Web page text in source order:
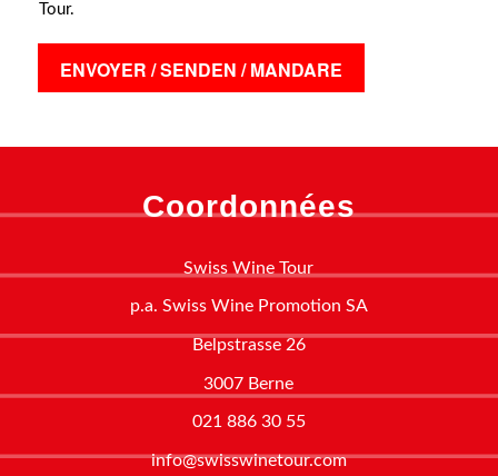
Tour.
ENVOYER / SENDEN / MANDARE
Coordonnées
Swiss Wine Tour
p.a. Swiss Wine Promotion SA
Belpstrasse 26
3007 Berne
021 886 30 55
info@swisswinetour.com